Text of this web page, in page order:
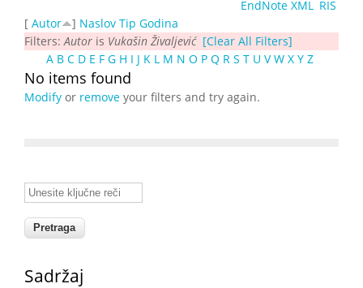
EndNote XML
RIS
[ Autor ] Naslov Tip Godina
Filters: Autor is Vukašin Živalјević [Clear All Filters]
A B C D E F G H I J K L M N O P Q R S T U V W X Y Z
No items found
Modify or remove your filters and try again.
Unesite ključne reči
Sadržaj